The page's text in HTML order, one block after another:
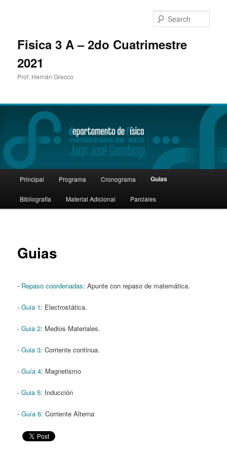
Fisica 3 A – 2do Cuatrimestre
2021
Prof. Hernán Grecco
Skip
to
content
Principal Programa Cronograma Guias
Bibliografía Material Adicional Parciales
Guias
- Repaso coordenadas: Apunte con repaso de matemática.
-Guia 1: Electrostática.
-Guia 2: Medios Materiales.
-Guia 3: Corriente continua.
-Guía 4: Magnetismo
-Guia 5: Inducción
-Guía 6: Corriente Alterna